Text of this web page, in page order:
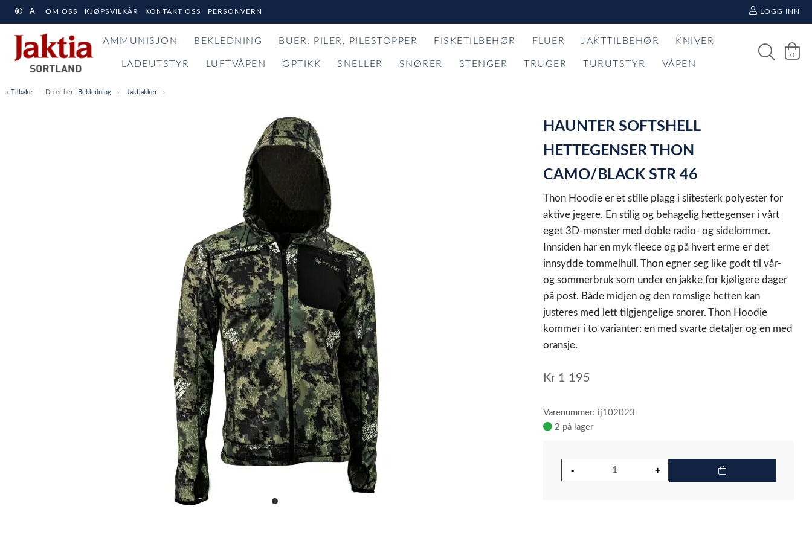
OM OSS KJØPSVILKÅR KONTAKT OSS PERSONVERN LOGG INN
AMMUNISJON BEKLEDNING BUER, PILER, PILESTOPPER FISKETILBEHØR FLUER JAKTTILBEHØR KNIVER
LADEUTSTYR LUFTVÅPEN OPTIKK SNELLER SNØRER STENGER TRUGER TURUTSTYR VÅPEN
0
« Tilbake Du er her: Bekledning Jaktjakker
item
HAUNTER SOFTSHELL
HETTEGENSER THON
CAMO/BLACK STR 46
Thon Hoodie er et stille plagg i slitesterk polyester for
aktive jegere. En stilig og behagelig hettegenser i vårt
eget 3D-mønster med doble radio- og sidelommer.
Innsiden har en myk fleece og på hvert erme er det
innsydde tommelhull. Thon egner seg like godt til vår-
og sommerbruk som under en jakke for kjøligere dager
på post. Både midjen og den romslige hetten kan
justeres med lett tilgjengelige snorer. Thon Hoodie
kommer i to varianter: en med svarte detaljer og en med
oransje.
Kr 1 195
Varenummer: ij102023
2 på lager